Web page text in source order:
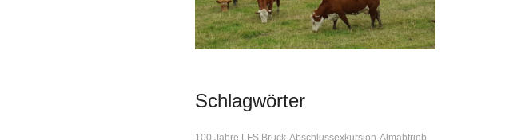
Schlagwörter